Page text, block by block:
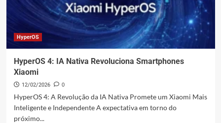
Uma
Era
HyperOS
HyperOS 4: IA Nativa Revoluciona Smartphones
Xiaomi
12/02/2026 0
HyperOS 4: A Revolução da IA Nativa Promete um Xiaomi Mais
Inteligente e Independente A expectativa em torno do
próximo...